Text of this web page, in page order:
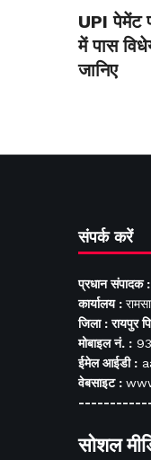
UPI पेमेंट
में पास
जानिए
संपर्क करें
प्रधान संपादक :
कार्यालय :
जिला : रायपुर
मोबाइल नं. :
ईमेल आईडी :
वेबसाइट :
सोशल